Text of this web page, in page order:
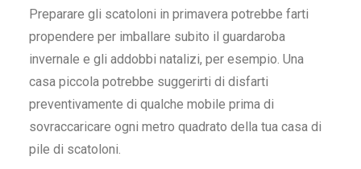
Preparare gli scatoloni in primavera potrebbe farti
propendere per imballare subito il guardaroba
invernale e gli addobbi natalizi, per esempio. Una
casa piccola potrebbe suggerirti di disfarti
preventivamente di qualche mobile prima di
sovraccaricare ogni metro quadrato della tua casa di
pile di scatoloni.